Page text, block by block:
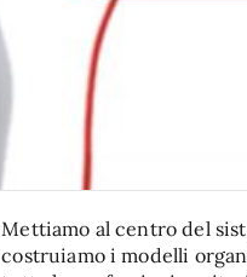
Mettiamo al centro del
costruiamo i modelli